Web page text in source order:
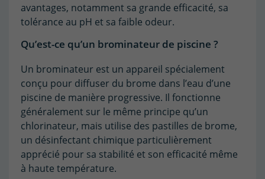
avantages, notamment sa grande efficacité, sa
tolérance au pH et sa faible odeur.
Qu’est-ce qu’un brominateur de piscine ?
Un brominateur est un appareil spécialement
conçu pour diffuser du brome dans l’eau d’une
piscine de manière progressive. Il fonctionne
généralement sur le même principe qu’un
chlorinateur, mais utilise des pastilles de brome,
un désinfectant chimique particulièrement
apprécié pour sa stabilité et son efficacité même
à haute température.